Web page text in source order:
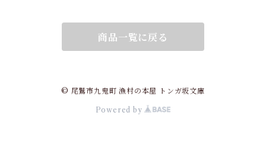
商品一覧に戻る
© 尾鷲市九鬼町 漁村の本屋 トンガ坂文庫
Powered by